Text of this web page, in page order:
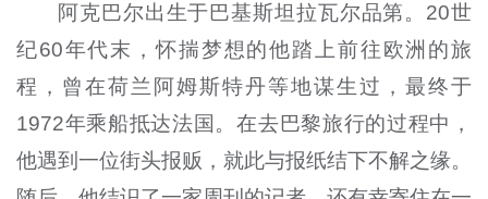
阿克巴尔出生于巴基斯坦拉瓦尔品第。20世
纪60年代末，怀揣梦想的他踏上前往欧洲的旅
程，曾在荷兰阿姆斯特丹等地谋生过，最终于
1972年乘船抵达法国。在去巴黎旅行的过程中，
他遇到一位街头报贩，就此与报纸结下不解之缘。